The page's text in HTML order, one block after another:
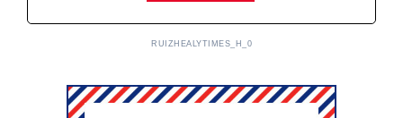
RUIZHEALYTIMES_H_0